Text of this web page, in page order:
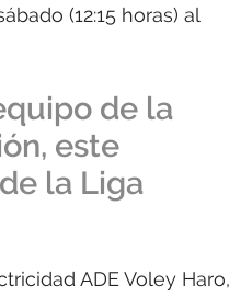
(12:15 horas) al
de la
este
la Liga
ADE Voley Haro,